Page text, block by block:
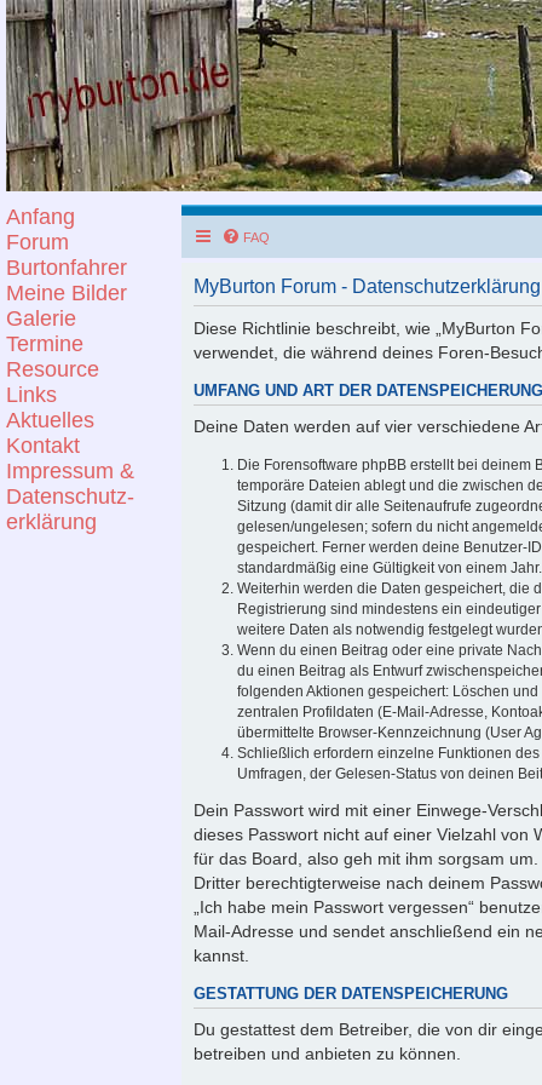
Anfang
Forum
Burtonfahrer
Meine Bilder
Galerie
Termine
Resource
Links
Aktuelles
Kontakt
Impressum &
Datenschutz-
erklärung
FAQ
MyBurton Forum - Datenschutzerklärung
Diese Richtlinie beschreibt, wie „MyBurton
verwendet, die während deines Foren-
UMFANG UND ART DER DATENSPEICHERUNG
Deine Daten werden auf vier verschiedene
Die Forensoftware phpBB erstellt bei deinem
temporäre Dateien ablegt und die zwischen
Sitzung (damit dir alle Seitenaufrufe
gelesen/ungelesen; sofern du nicht
gespeichert. Ferner werden deine Benutzer-
standardmäßig eine Gültigkeit von einem
Weiterhin werden die Daten gespeichert, die
Registrierung sind mindestens ein
weitere Daten als notwendig festgelegt
Wenn du einen Beitrag oder eine private
du einen Beitrag als Entwurf
folgenden Aktionen gespeichert: Löschen
zentralen Profildaten (E-Mail-Adresse,
übermittelte Browser-Kennzeichnung (User
Schließlich erfordern einzelne Funktionen
Umfragen, der Gelesen-Status von deinen
Dein Passwort wird mit einer Einwege-
dieses Passwort nicht auf einer Vielzahl von
für das Board, also geh mit ihm sorgsam
Dritter berechtigterweise nach deinem
„Ich habe mein Passwort vergessen“
Mail-Adresse und sendet anschließend ein
kannst.
GESTATTUNG DER DATENSPEICHERUNG
Du gestattest dem Betreiber, die von dir
betreiben und anbieten zu können.